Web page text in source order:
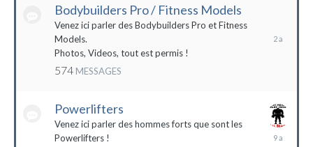
Bodybuilders Pro / Fitness Models
Venez ici parler des Bodybuilders Pro et Fitness
Models.
Photos, Videos, tout est permis !
574 MESSAGES
2021
Powerlifters
Venez ici parler des hommes forts que sont les
Powerlifters !